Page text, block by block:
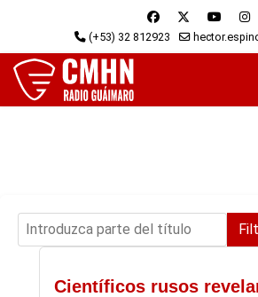
(+53) 32 812923
Introduzca parte del título
Científicos rusos